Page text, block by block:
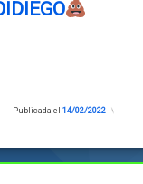
Publicada el 14/02/2022